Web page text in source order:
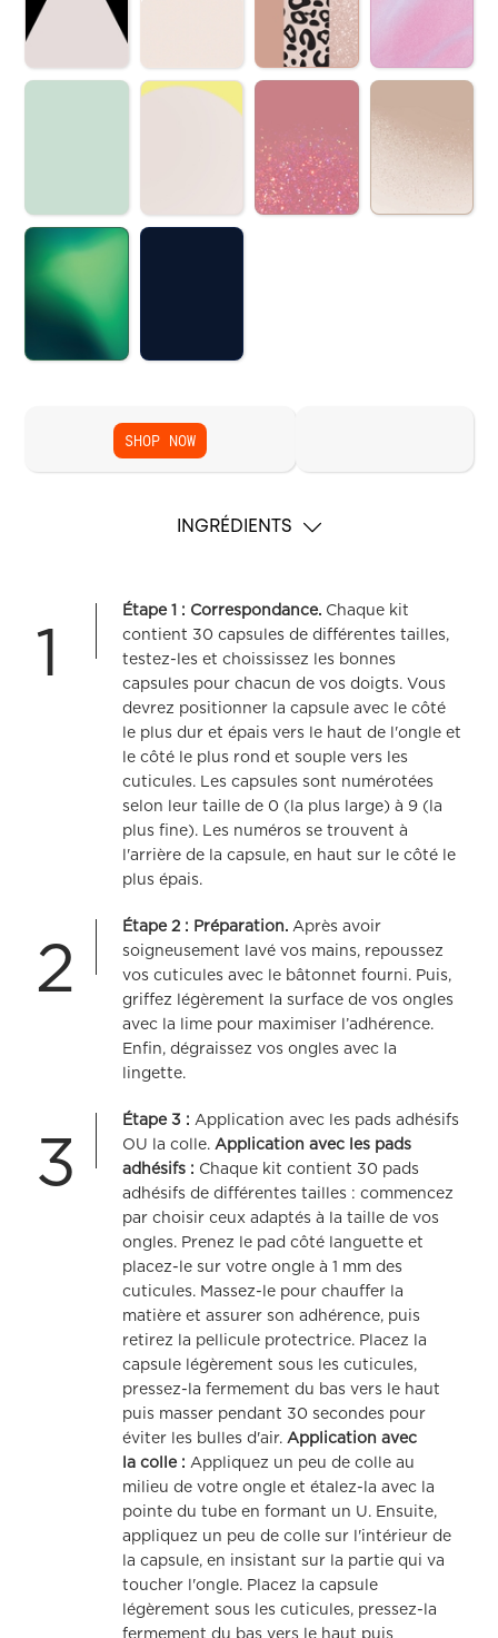
SHOP NOW
INGRÉDIENTS
1
Étape 1 : Correspondance. Chaque kit
contient 30 capsules de différentes tailles,
testez-les et choississez les bonnes
capsules pour chacun de vos doigts. Vous
devrez positionner la capsule avec le côté
le plus dur et épais vers le haut de l'ongle et
le côté le plus rond et souple vers les
cuticules. Les capsules sont numérotées
selon leur taille de 0 (la plus large) à 9 (la
plus fine). Les numéros se trouvent à
l'arrière de la capsule, en haut sur le côté le
plus épais.
2
Étape 2 : Préparation. Après avoir
soigneusement lavé vos mains, repoussez
vos cuticules avec le bâtonnet fourni. Puis,
griffez légèrement la surface de vos ongles
avec la lime pour maximiser l’adhérence.
Enfin, dégraissez vos ongles avec la
lingette.
3
Étape 3 : Application avec les pads adhésifs
OU la colle. Application avec les pads
adhésifs : Chaque kit contient 30 pads
adhésifs de différentes tailles : commencez
par choisir ceux adaptés à la taille de vos
ongles. Prenez le pad côté languette et
placez-le sur votre ongle à 1 mm des
cuticules. Massez-le pour chauffer la
matière et assurer son adhérence, puis
retirez la pellicule protectrice. Placez la
capsule légèrement sous les cuticules,
pressez-la fermement du bas vers le haut
puis masser pendant 30 secondes pour
éviter les bulles d'air. Application avec
la colle : Appliquez un peu de colle au
milieu de votre ongle et étalez-la avec la
pointe du tube en formant un U. Ensuite,
appliquez un peu de colle sur l'intérieur de
la capsule, en insistant sur la partie qui va
toucher l'ongle. Placez la capsule
légèrement sous les cuticules, pressez-la
fermement du bas vers le haut puis